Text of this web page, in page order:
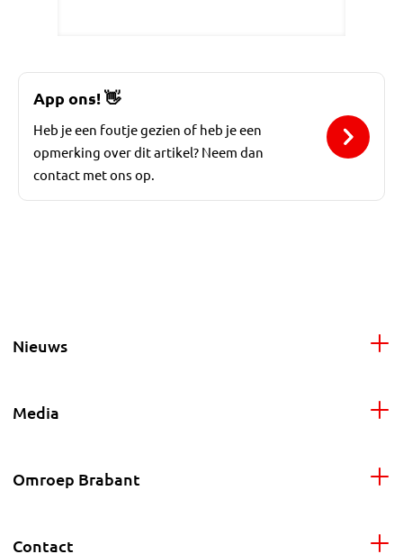
App ons!👋
Heb je een foutje gezien of heb je een
opmerking over dit artikel? Neem dan
contact met ons op.
Nieuws
Media
Omroep Brabant
Contact